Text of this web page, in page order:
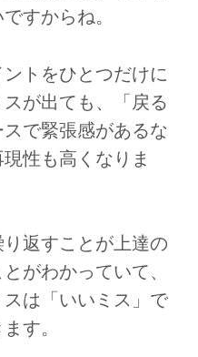
すからね。
トをひとつだけに
が出ても、「戻る
で緊張感があるな
性も高くなりま
返すことが上達の
がわかっていて、
は「いいミス」で
す。